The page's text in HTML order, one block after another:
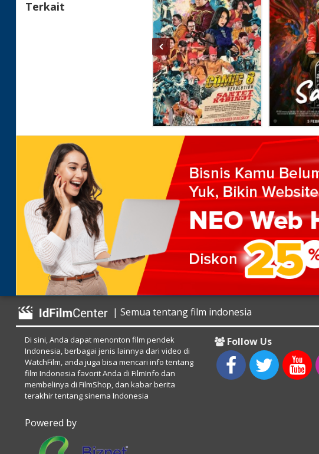
Terkait
| Semua tentang film indonesia
Di sini, Anda dapat menonton film pendek
Indonesia, berbagai jenis lainnya dari video di
WatchFilm, anda juga bisa mencari info tentang
film Indonesia favorit Anda di FilmInfo dan
membelinya di FilmShop, dan kabar berita
terakhir tentang sinema Indonesia
Powered by
Follow Us